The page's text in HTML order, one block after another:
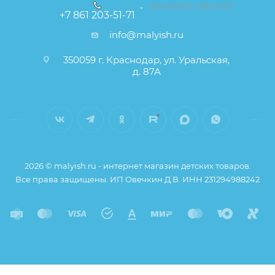
+7 861 203-51-71
ЗАКАЗАТЬ ЗВОНОК
info@malyish.ru
350059 г. Краснодар, ул. Уральская,
д. 87А
2026 © malyish.ru - интернет магазин детских товаров.
Все права защищены. ИП Овечкин Д.В. ИНН 231294988242